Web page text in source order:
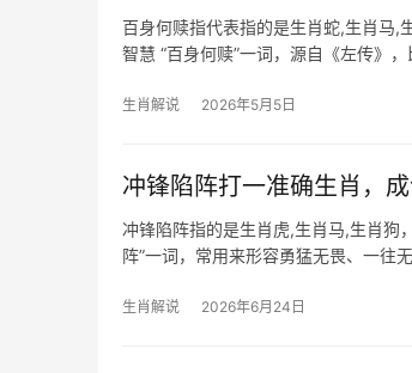
百身何赎指代表指的是生肖蛇,生肖马,
智慧 “百身何赎”一词，源自《左传》
生肖解说 2026年5月5日
冲锋陷阵打一准确生肖，
冲锋陷阵指的是生肖虎,生肖马,生肖狗
阵”一词，常用来形容勇猛无畏、一往
生肖解说 2026年6月24日